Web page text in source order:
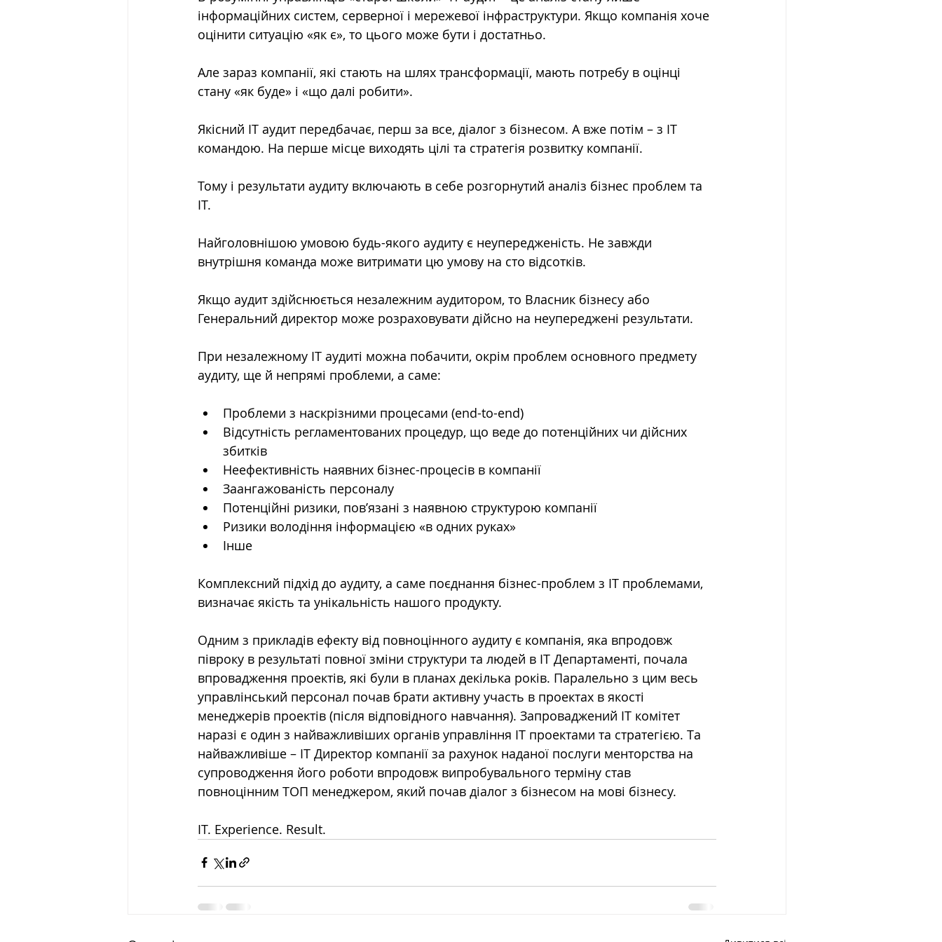
інформаційних систем, серверної і мережевої інфраструктури. Якщо компанія хоче
оцінити ситуацію «як є», то цього може бути і достатньо.
Але зараз компанії, які стають на шлях трансформації, мають потребу в оцінці
стану «як буде» і «що далі робити».
Якісний ІТ аудит передбачає, перш за все, діалог з бізнесом. А вже потім – з ІТ
командою. На перше місце виходять цілі та стратегія розвитку компанії.
Тому і результати аудиту включають в себе розгорнутий аналіз бізнес проблем та
ІТ.
Найголовнішою умовою будь-якого аудиту є неупередженість. Не завжди
внутрішня команда може витримати цю умову на сто відсотків.
Якщо аудит здійснюється незалежним аудитором, то Власник бізнесу або
Генеральний директор може розраховувати дійсно на неупереджені результати.
При незалежному IT аудиті можна побачити, окрім проблем основного предмету
аудиту, ще й непрямі проблеми, а саме:
Проблеми з наскрізними процесами (end-to-end)
Відсутність регламентованих процедур, що веде до потенційних чи дійсних
збитків
Неефективність наявних бізнес-процесів в компанії
Заангажованість персоналу
Потенційні ризики, пов’язані з наявною структурою компанії
Ризики володіння інформацією «в одних руках»
Інше
Комплексний підхід до аудиту, а саме поєднання бізнес-проблем з ІТ проблемами,
визначає якість та унікальність нашого продукту.
Одним з прикладів ефекту від повноцінного аудиту є компанія, яка впродовж
півроку в результаті повної зміни структури та людей в ІТ Департаменті, почала
впровадження проектів, які були в планах декілька років. Паралельно з цим весь
управлінський персонал почав брати активну участь в проектах в якості
менеджерів проектів (після відповідного навчання). Запроваджений ІТ комітет
наразі є один з найважливіших органів управління ІТ проектами та стратегією. Та
найважливіше – ІТ Директор компанії за рахунок наданої послуги менторства на
супроводження його роботи впродовж випробувального терміну став
повноцінним ТОП менеджером, який почав діалог з бізнесом на мові бізнесу.
IT. Experience. Result.